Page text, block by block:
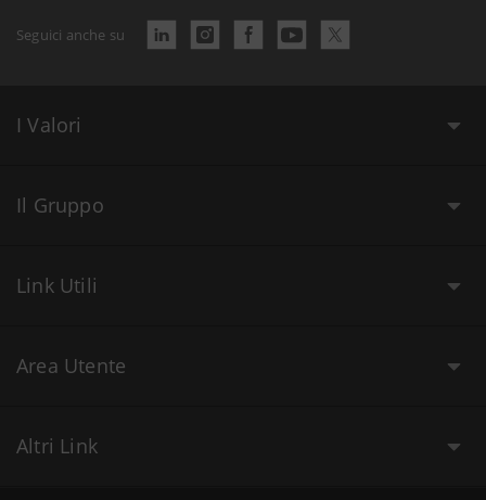
Seguici anche su
I Valori
Il Gruppo
Link Utili
Area Utente
Altri Link